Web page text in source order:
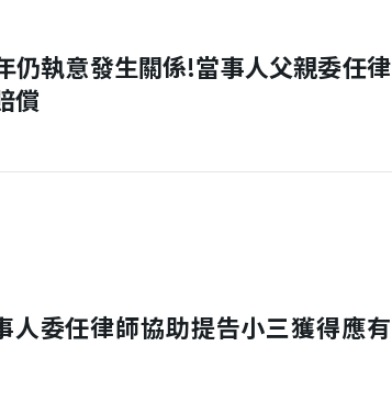
仍執意發生關係!當事人父親委任律
償
人委任律師協助提告小三獲得應有